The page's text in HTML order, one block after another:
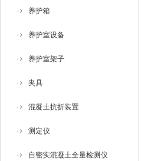
养护箱
养护室设备
养护室架子
夹具
混凝土抗折装置
测定仪
自密实混凝土全量检测仪